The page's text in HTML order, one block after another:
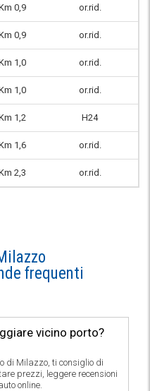
0,9 or.rid.
0,9 or.rid.
1,0 or.rid.
1,0 or.rid.
1,2 H24
1,6 or.rid.
2,3 or.rid.
frequenti
vicino porto?
di Milazzo, ti consiglio di
prezzi, leggere recensioni
online.